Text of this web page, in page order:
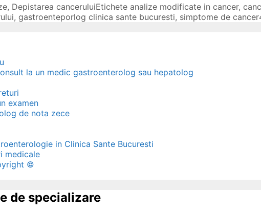
, Depistarea canceruluiEtichete analize modificate in cancer,
, gastroenteporlog clinica sante bucuresti, simptome de cancer
la un medic gastroenterolog sau hepatolog
examen
de nota zece
in Clinica Sante Bucuresti
medicale
©
de specializare